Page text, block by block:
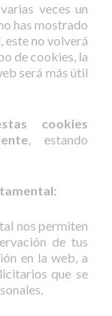
veces un
has mostrado
este no volverá
de cookies, la
será más útil
cookies
, estando
nos permiten
de tus
en la web, a
que se